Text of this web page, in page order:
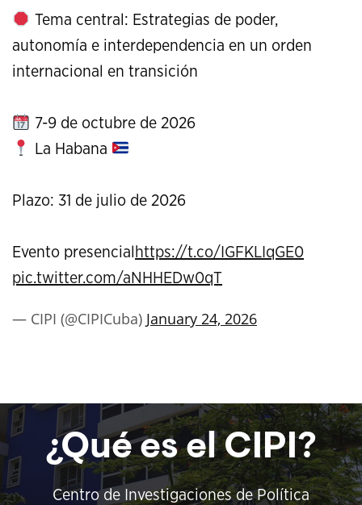
Tema central: Estrategias de poder,
autonomía e interdependencia en un orden
internacional en transición
7-9 de octubre de 2026
La Habana
Plazo: 31 de julio de 2026
Evento presencial https://t.co/IGFKLIqGE0
pic.twitter.com/aNHHEDw0qT
— CIPI (@CIPICuba) January 24, 2026
¿Qué es el CIPI?
Centro de Investigaciones de Política